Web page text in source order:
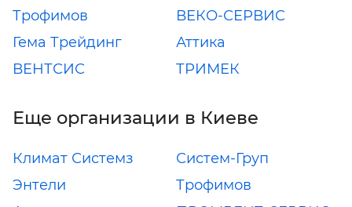
Трофимов
ВЕКО-СЕРВИС
Гема Трейдинг
Аттика
ВЕНТСИС
ТРИМЕК
Еще организации в Киеве
Климат Системз
Систем-Груп
Энтели
Трофимов